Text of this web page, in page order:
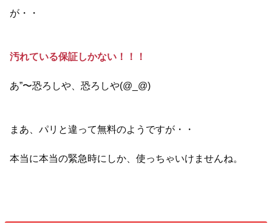
が・・
汚れている保証しかない！！！
あ”〜恐ろしや、恐ろしや(@_@)
まあ、パリと違って無料のようですが・・
本当に本当の緊急時にしか、使っちゃいけませんね。